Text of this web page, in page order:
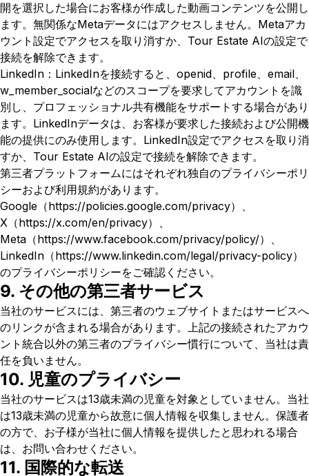
開を選択した場合にお客様が作成した動画コンテンツを公開し
ます。無関係なMetaデータにはアクセスしません。Metaアカ
ウント設定でアクセスを取り消すか、Tour Estate AIの設定で
接続を解除できます。
LinkedIn：LinkedInを接続すると、openid、profile、email、
w_member_socialなどのスコープを要求してアカウントを識
別し、プロフェッショナル共有機能をサポートする場合があり
ます。LinkedInデータは、お客様が要求した接続および公開機
能の提供にのみ使用します。LinkedIn設定でアクセスを取り消
すか、Tour Estate AIの設定で接続を解除できます。
第三者プラットフォームにはそれぞれ独自のプライバシーポリ
シーおよび利用規約があります。
Google（https://policies.google.com/privacy）、
X（https://x.com/en/privacy）、
Meta（https://www.facebook.com/privacy/policy/）、
LinkedIn（https://www.linkedin.com/legal/privacy-policy）
のプライバシーポリシーをご確認ください。
9. その他の第三者サービス
当社のサービスには、第三者のウェブサイトまたはサービスへ
のリンクが含まれる場合があります。上記の接続されたアカウ
ント統合以外の第三者のプライバシー慣行について、当社は責
任を負いません。
10. 児童のプライバシー
当社のサービスは13歳未満の児童を対象としていません。当社
は13歳未満の児童から故意に個人情報を収集しません。保護者
の方で、お子様が当社に個人情報を提供したと思われる場合
は、お問い合わせください。
11. 国際的な転送